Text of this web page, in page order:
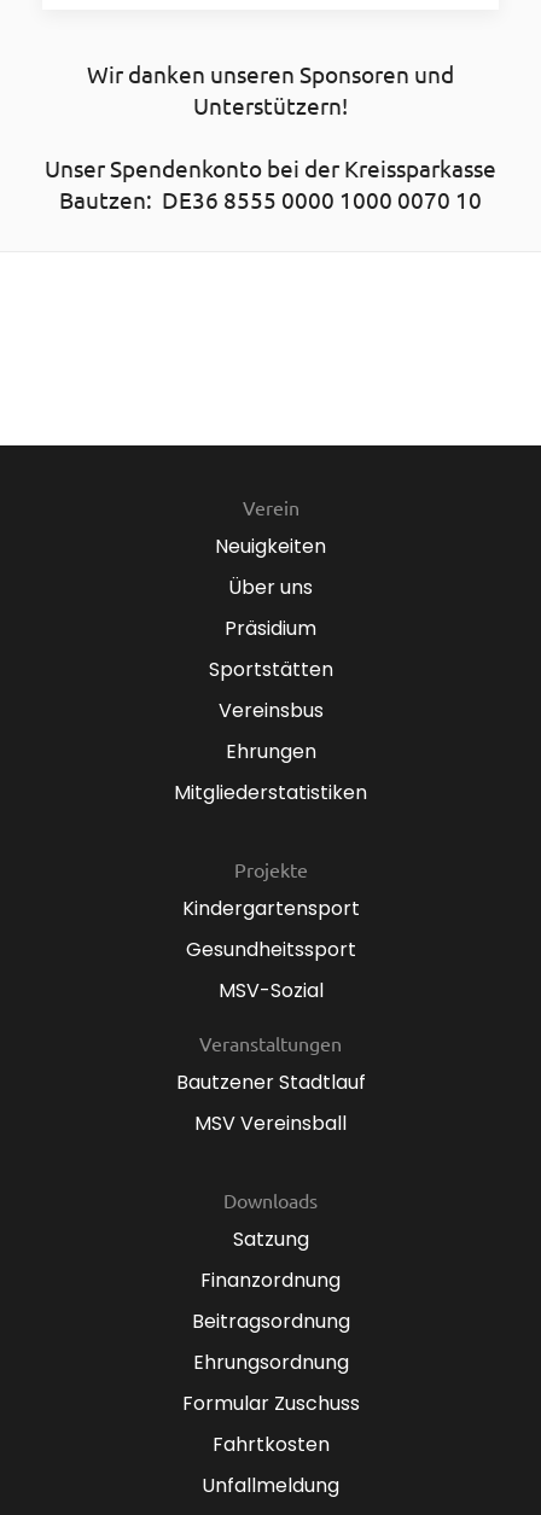
Wir danken unseren Sponsoren und
Unterstützern!
Unser Spendenkonto bei der Kreissparkasse
Bautzen: DE36 8555 0000 1000 0070 10
Verein
Neuigkeiten
Über uns
Präsidium
Sportstätten
Vereinsbus
Ehrungen
Mitgliederstatistiken
Projekte
Kindergartensport
Gesundheitssport
MSV-Sozial
Veranstaltungen
Bautzener Stadtlauf
MSV Vereinsball
Downloads
Satzung
Finanzordnung
Beitragsordnung
Ehrungsordnung
Formular Zuschuss
Fahrtkosten
Unfallmeldung